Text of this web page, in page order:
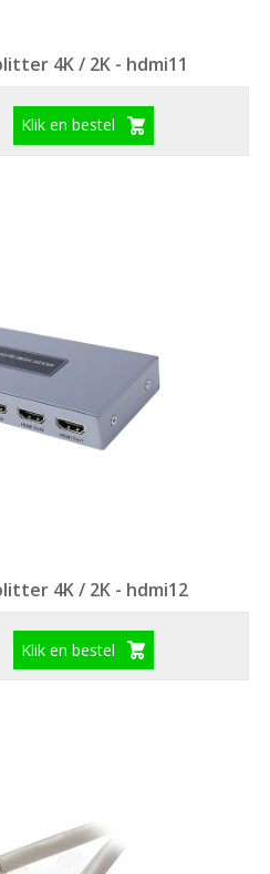
4K / 2K - hdmi11
Klik en bestel
4K / 2K - hdmi12
Klik en bestel